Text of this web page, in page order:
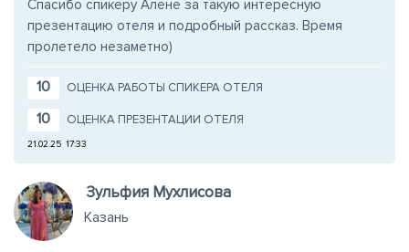
Спасибо спикеру Алене за такую интересную
презентацию отеля и подробный рассказ. Время
пролетело незаметно)
10 ОЦЕНКА РАБОТЫ СПИКЕРА ОТЕЛЯ
10 ОЦЕНКА ПРЕЗЕНТАЦИИ ОТЕЛЯ
17:33
21.02.25
Зульфия Мухлисова
Казань